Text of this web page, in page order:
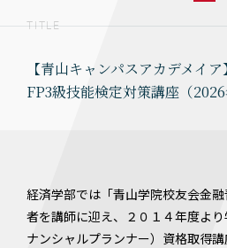
TITLE
【青山キャンパスアカデメイ
FP3級技能検定対策講座（2026
経済学部では「青山学院校友会金
者を講師に迎え、２０１４年度よ
ナンシャルプランナー）資格取得講